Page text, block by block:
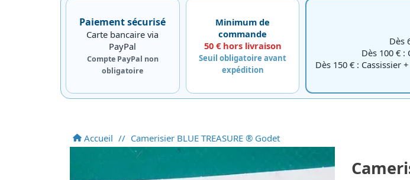
Paiement sécurisé
Carte bancaire via
PayPal
Compte PayPal non
obligatoire
Minimum de
commande
50 € hors livraison
Seuil obligatoire avant
expédition
Dès
Dès 100 € :
Dès 150 € : Cassissier
Accueil // Camerisier BLUE TREASURE ® Godet